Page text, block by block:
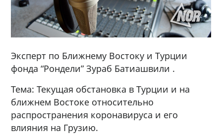
Эксперт по Ближнему Востоку и Турции
фонда “Рондели” Зураб Батиашвили .
Тема: Текущая обстановка в Турции и на
ближнем Востоке относительно
распространения коронавируса и его
влияния на Грузию.